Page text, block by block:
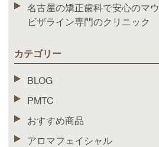
名古屋の矯正歯科で安心のマ
ビザライン専門のクリニック
カテゴリー
BLOG
PMTC
おすすめ商品
アロマフェイシャル